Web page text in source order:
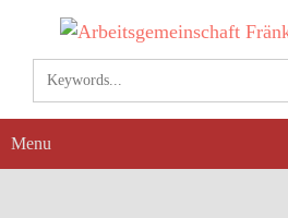
content
Menu